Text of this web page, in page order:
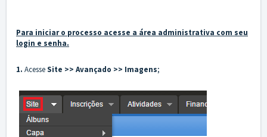
Para iniciar o processo acesse a área administrativa com seu
login e senha.
1. AcesseSite >> Avançado >> Imagens;